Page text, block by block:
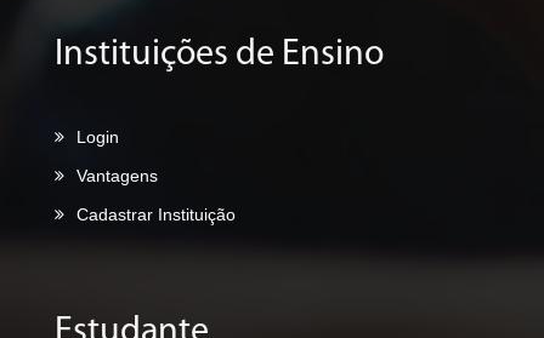
Instituições de Ensino
Login
Vantagens
Cadastrar Instituição